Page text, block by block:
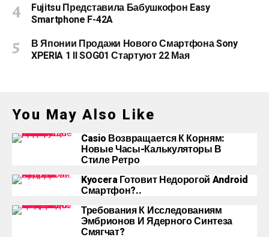
Fujitsu Представила Бабушкофон Easy
Smartphone F-42A
В Японии Продажи Нового Смартфона Sony
XPERIA 1 II SOG01 Стартуют 22 Мая
You May Also Like
Casio Возвращается К Корням:
Новые Часы-Калькуляторы В
Стиле Ретро
Kyocera Готовит Недорогой Android
Смартфон?..
Требования К Исследованиям
Эмбрионов И Ядерного Синтеза
Смягчат?